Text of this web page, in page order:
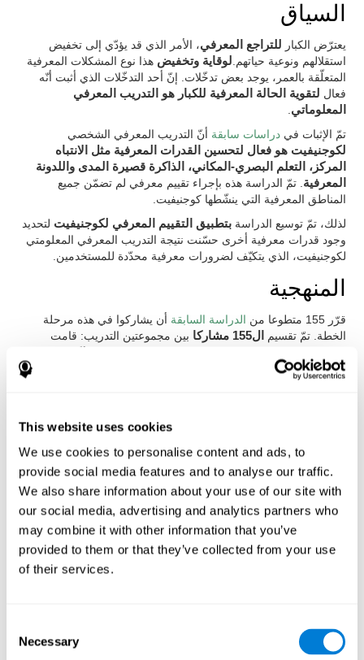
This website uses cookies
We use cookies to personalise content and ads, to
provide social media features and to analyse our traffic.
We also share information about your use of our site with
our social media, advertising and analytics partners who
may combine it with other information that you’ve
provided to them or that they’ve collected from your use
of their services.
Selection
Necessary
السياق
يعترّض الكبار للتراجع المعرفي، الأمر الذي قد يؤدّي إلى تخفيض
استقلالهم ونوعية حياتهم. لوقاية وتخفيض هذا نوع المشكلات المعرفية
المتعلّقة بالعمر، يوجد بعض تدخّلات. إنّ أحد التدخّلات الذي أثبت أنّه
فعال لتقوية الحالة المعرفية للكبار هو التدريب المعرفي
المعلوماتي
تمّ الإثبات فيدراسات سابقة أنّ التدريب المعرفي الشخصي
لكوجنيفيت هو فعال لتحسين القدرات المعرفية مثل الانتباه
المركز، التعلم البصري-المكاني، الذاكرة قصيرة المدى واللدونة
المعرفية . تمّ الدراسة هذه بإجراء تقييم معرفي لم تضمّن جميع
المناطق المعرفية التي ينشّطها كوجنيفيت.
لذلك، تمّ توسيع الدراسةبتطبيق التقييم المعرفي لكوجنيفيت لتحديد
وجود قدرات معرفية أخرى حسّنت نتيجة التدريب المعرفي المعلومتي
لكوجنيفيت، الذي يتكيّف لضرورات معرفية محدّدة للمستخدمين.
المنهجية
قرّر 155 متطوعا من الدراسة السابقة أن يشاركوا في هذه مرحلة
الخطة. تمّ تقسيم
ال155 مشاركا
بين مجموعتين التدريب: قامت
واستخدمت المجموعة الأخرى
التدريب خلال
صعوبة الأنشطة أو تكرر ظهورها. من ناحية أخرى، كانتألعاب
Mathematical triangle, Labyrinth, X-O, Tangram, Tennis,
Memory - Simon, Memory - Pairs, Numbers, Tetris, Puzzles,
Target practice, Snake.
تم قياس التدريب المعرفي من بداية التدريب وبعد ثلاثة شهوربعد
نهاية التدريب. لذلك، تمّ استخدامالتقييم المعرفي العام لكوجنيفيت،
أو المسمى “Neuropsychological Examination - CogniFit (NEM)”
مماثلفة للاختبارات العصبية-المعرفية
النتائج والاستنتاجات